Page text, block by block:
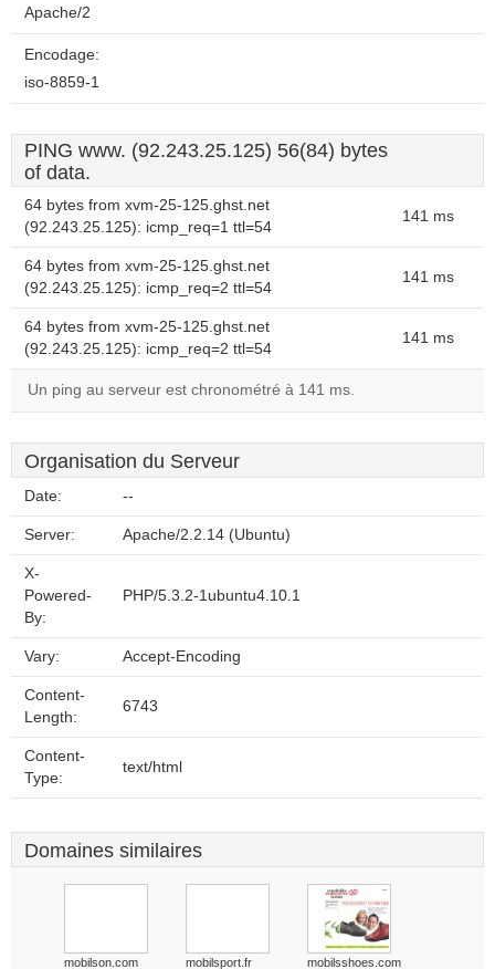
Apache/2
Encodage:
iso-8859-1
PING www. (92.243.25.125) 56(84) bytes
of data.
64 bytes from xvm-25-125.ghst.net
(92.243.25.125): icmp_req=1 ttl=54
141 ms
64 bytes from xvm-25-125.ghst.net
(92.243.25.125): icmp_req=2 ttl=54
141 ms
64 bytes from xvm-25-125.ghst.net
(92.243.25.125): icmp_req=2 ttl=54
141 ms
Un ping au serveur est chronométré à 141 ms.
Organisation du Serveur
Date: --
Server: Apache/2.2.14 (Ubuntu)
X-
Powered-
By:
PHP/5.3.2-1ubuntu4.10.1
Vary: Accept-Encoding
Content-
Length:
6743
Content-
Type:
text/html
Domaines similaires
mobilson.com mobilsport.fr mobilsshoes.com